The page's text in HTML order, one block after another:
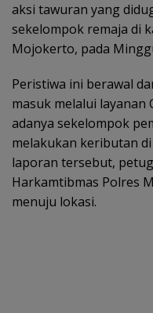
aksi tawuran yang
sekelompok remaja di
Mojokerto, pada
Peristiwa ini berawal
masuk melalui layanan
adanya sekelompok
melakukan keributan
laporan tersebut,
Harkamtibmas Polres
menuju lokasi.